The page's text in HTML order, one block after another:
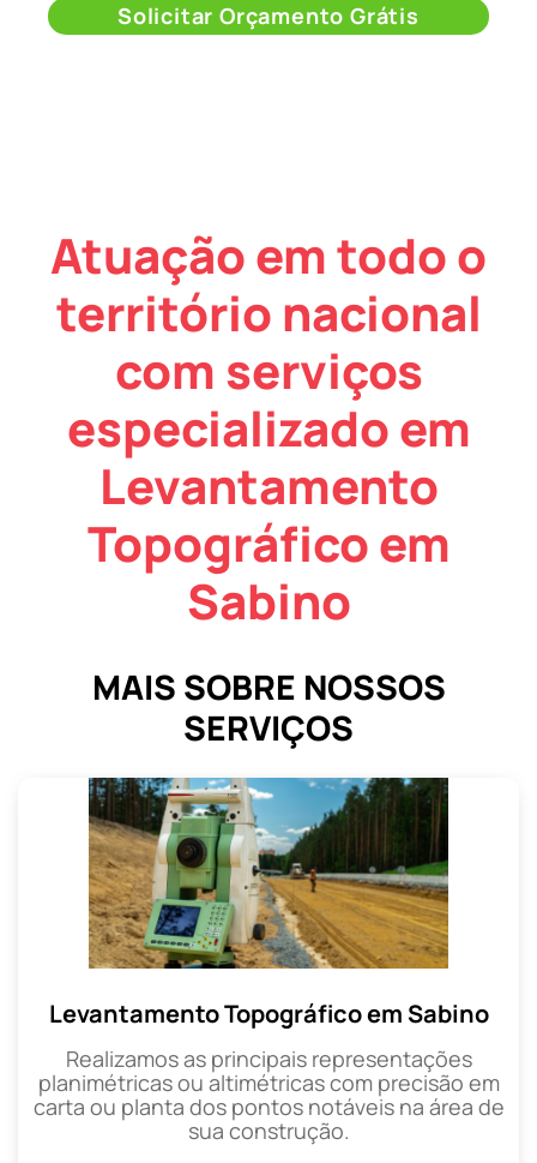
Solicitar Orçamento Grátis
Atuação em todo o
território nacional
com serviços
especializado em
Levantamento
Topográfico em
Sabino
MAIS SOBRE NOSSOS
SERVIÇOS
Levantamento Topográfico em Sabino
Realizamos as principais representações
planimétricas ou altimétricas com precisão em
carta ou planta dos pontos notáveis na área de
sua construção.